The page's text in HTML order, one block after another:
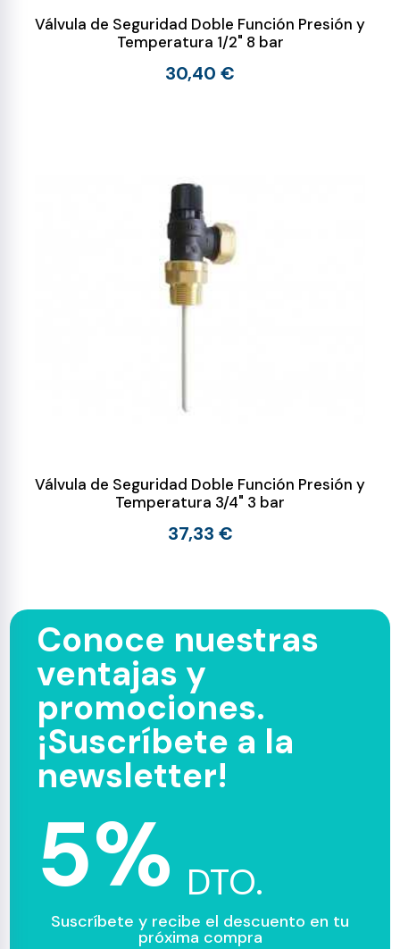
Válvula de Seguridad Doble Función Presión y
Temperatura 1/2" 8 bar
30,40 €
Válvula de Seguridad Doble Función Presión y
Temperatura 3/4" 3 bar
37,33 €
Conoce nuestras
ventajas y
promociones.
¡Suscríbete a la
newsletter!
5% DTO.
Suscríbete y recibe el descuento en tu
próxima compra